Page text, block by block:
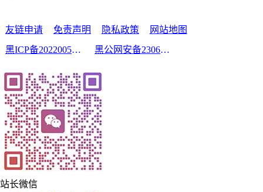
友链申请 免责声明 隐私政策
网站地图
黑ICP备2022005210号-2
黑公网安备23060302000213号
站长微信